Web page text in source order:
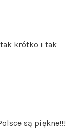
krótko i tak
są piękne!!!